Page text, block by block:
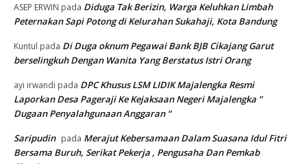
ASEP ERWIN pada Diduga Tak Berizin, Warga Keluhkan Limbah
Peternakan Sapi Potong di Kelurahan Sukahaji, Kota Bandung
Kuntul pada Di Duga oknum Pegawai Bank BJB Cikajang Garut
berselingkuh Dengan Wanita Yang Berstatus Istri Orang
ayi irwandi pada DPC Khusus LSM LIDIK Majalengka Resmi
Laporkan Desa Pageraji Ke Kejaksaan Negeri Majalengka ”
Dugaan Penyalahgunaan Anggaran “
Saripudin pada Merajut Kebersamaan Dalam Suasana Idul Fitri
Bersama Buruh, Serikat Pekerja , Pengusaha Dan Pemkab